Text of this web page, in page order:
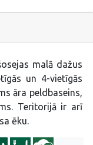
malā dažus
un 4-vietīgās
āra peldbaseins,
Teritorijā ir arī
ēku.